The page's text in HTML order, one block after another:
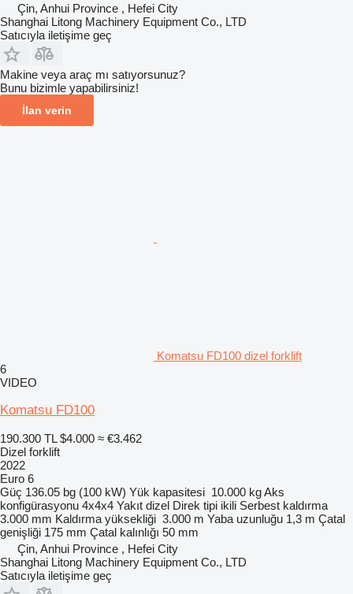
Çin, Anhui Province , Hefei City
Shanghai Litong Machinery Equipment Co., LTD
Satıcıyla iletişime geç
Makine veya araç mı satıyorsunuz?
Bunu bizimle yapabilirsiniz!
İlan verin
Komatsu FD100 dizel forklift
6
VIDEO
Komatsu FD100
190.300 TL $4.000 ≈ €3.462
Dizel forklift
2022
Euro 6
Güç 136.05 bg (100 kW) Yük kapasitesi 10.000 kgAks
konfigürasyonu 4x4x4 Yakıt dizel Direk tipi ikili Serbest kaldırma
3.000 mm Kaldırma yüksekliği 3.000 m Yaba uzunluğu 1,3 m Çatal
genişliği 175 mm Çatal kalınlığı 50 mm
Çin, Anhui Province , Hefei City
Shanghai Litong Machinery Equipment Co., LTD
Satıcıyla iletişime geç